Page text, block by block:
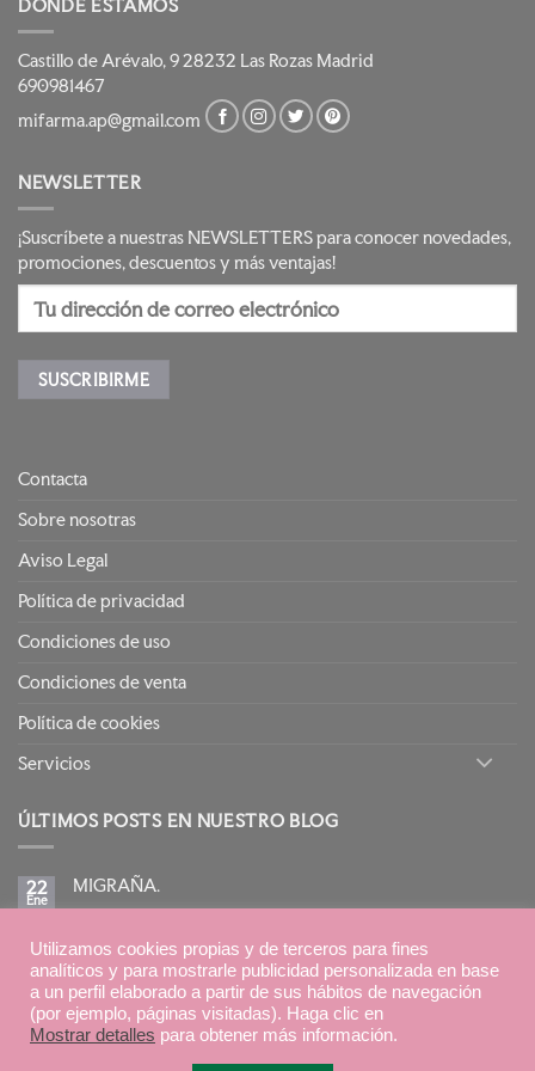
DÓNDE ESTAMOS
Castillo de Arévalo, 9 28232 Las Rozas Madrid
690981467
mifarma.ap@gmail.com
NEWSLETTER
¡Suscríbete a nuestras NEWSLETTERS para conocer novedades,
promociones, descuentos y más ventajas!
Contacta
Sobre nosotras
Aviso Legal
Política de privacidad
Condiciones de uso
Condiciones de venta
Política de cookies
Servicios
ÚLTIMOS POSTS EN NUESTRO BLOG
22
Ene
MIGRAÑA.
No
en
MIGRAÑA.
15
BIRETIX ISOREPAIR: PIELES GRASAS TENDENCIA
ACNEICA CON TRATAMIENTOS RETINOIDES
No
hay
comentarios
en
BIRETIX
Utilizamos cookies propias y de terceros para fines
analíticos y para mostrarle publicidad personalizada en base
a un perfil elaborado a partir de sus hábitos de navegación
(por ejemplo, páginas visitadas). Haga clic en
Mostrar detalles para obtener más información.